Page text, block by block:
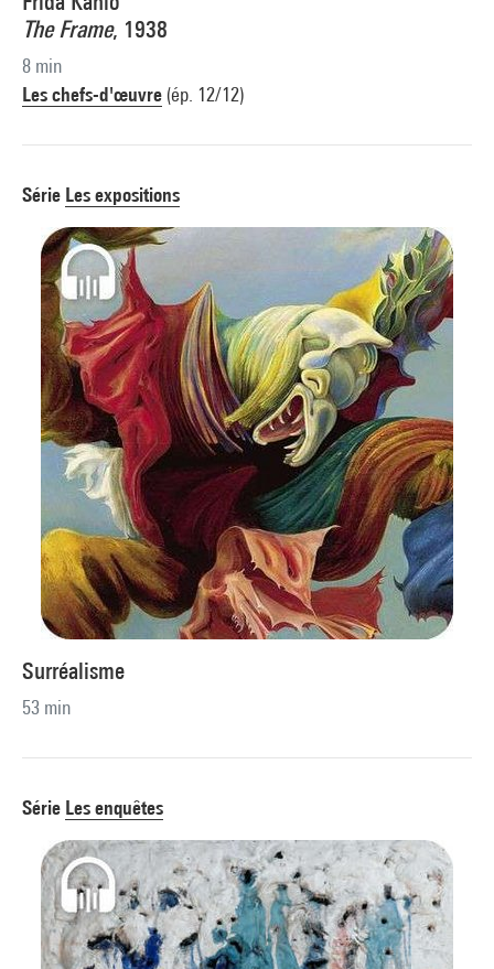
The Frame, 1938
8 min
Les chefs-d'œuvre (ép. 12/12)
Série Les expositions
Surréalisme
53 min
Série Les enquêtes